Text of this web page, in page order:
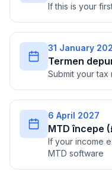
If this is your
31 January
Termen
Submit your
6 April 2027
MTD începe
If your income
MTD software